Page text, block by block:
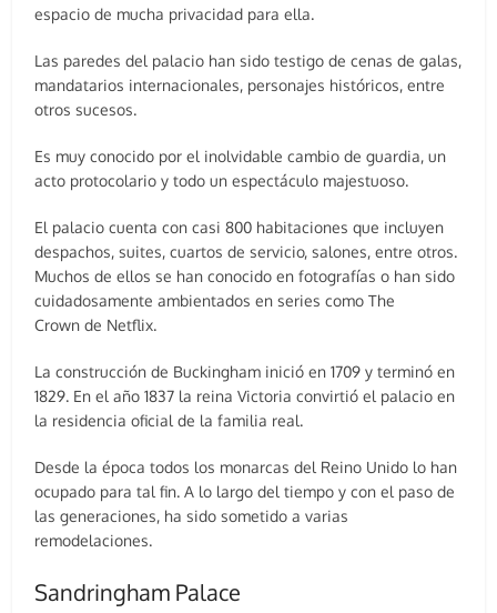
espacio de mucha privacidad para ella.
Las paredes del palacio han sido testigo de cenas de galas,
mandatarios internacionales, personajes históricos, entre
otros sucesos.
Es muy conocido por el inolvidable cambio de guardia, un
acto protocolario y todo un espectáculo majestuoso.
El palacio cuenta con casi 800 habitaciones que incluyen
despachos, suites, cuartos de servicio, salones, entre otros.
Muchos de ellos se han conocido en fotografías o han sido
cuidadosamente ambientados en series como The
Crown de Netflix.
La construcción de Buckingham inició en 1709 y terminó en
1829. En el año 1837 la reina Victoria convirtió el palacio en
la residencia oficial de la familia real.
Desde la época todos los monarcas del Reino Unido lo han
ocupado para tal fin. A lo largo del tiempo y con el paso de
las generaciones, ha sido sometido a varias
remodelaciones.
Sandringham Palace